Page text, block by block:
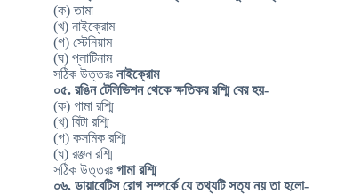
(ক) তামা
(খ) নাইক্রোম
(গ) স্টেনিয়াম
(ঘ) প্লাটিনাম
সঠিক উত্তরঃ নাইক্রোম
০৫. রঙিন টেলিভিশন থেকে ক্ষতিকর রশ্মি বের হয়-
(ক) গামা রশ্মি
(খ) বিটা রশ্মি
(গ) কসমিক রশ্মি
(ঘ) রঞ্জন রশ্মি
সঠিক উত্তরঃ গামা রশ্মি
০৬. ডায়াবেটিস রোগ সম্পর্কে যে তথ্যটি সত্য নয় তা হলো-